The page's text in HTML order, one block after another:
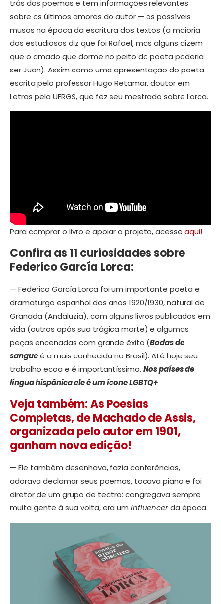
trás dos poemas e tem informações relevantes
sobre os últimos amores do autor — os possíveis
musos na época da escritura dos textos (a maioria
dos estudiosos diz que foi Rafael, mas alguns dizem
que o amado que dorme no peito do poeta poderia
ser Juan). Assim como uma apresentação do poeta
escrita pelo professor Hugo Retamar, doutor em
Letras pela UFRGS, que fez seu mestrado sobre Lorca.
Para comprar o livro e apoiar o projeto, acesse aqui!
Confira as 11 curiosidades sobre
Federico García Lorca:
— Federico García Lorca foi um importante poeta e
dramaturgo espanhol dos anos 1920/1930, natural de
Granada (Andaluzia), com alguns livros publicados em
vida (outros após sua trágica morte) e algumas
peças encenadas com grande êxito (Bodas de
sangueé a mais conhecida no Brasil). Até hoje seu
trabalho ecoa e é importantíssimo. Nos países de
língua hispânica ele é um ícone LGBTQ+
Veja também: As Poesias
Completas, de Machado de Assis,
organizada pelo autor em 1901,
ganham nova edição!
— Ele também desenhava, fazia conferências,
adorava declamar seus poemas, tocava piano e foi
diretor de um grupo de teatro: congregava sempre
muita gente à sua volta, era um influencerda época.